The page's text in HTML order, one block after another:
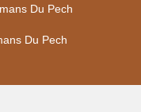
Du Pech
Du Pech